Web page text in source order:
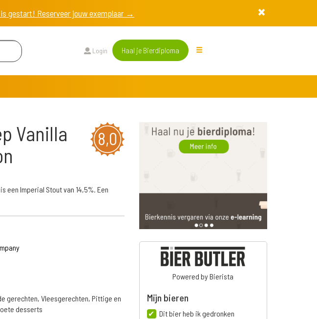
gestart! Reserveer jouw exemplaar →
Login Haal je Bierdiploma
8,0
Vanilla
een Imperial Stout van 14,5%. Een
gerechten, Vleesgerechten, Pittige en
desserts
Powered by Bierista
Mijn bieren
Dit bier heb ik gedronken